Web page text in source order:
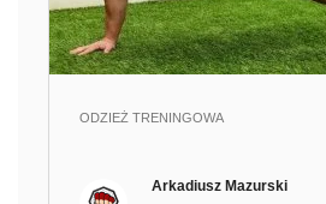
ODZIEŻ TRENINGOWA
Arkadiusz Mazurski